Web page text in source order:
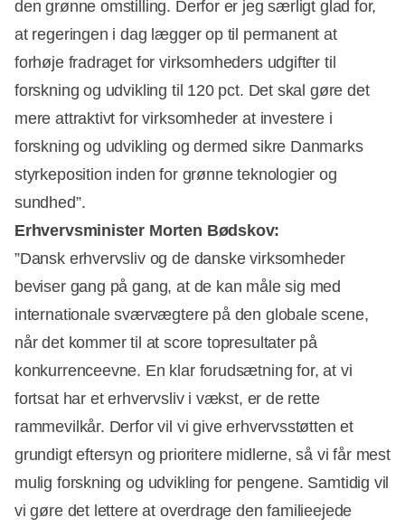
den grønne omstilling. Derfor er jeg særligt glad for,
at regeringen i dag lægger op til permanent at
forhøje fradraget for virksomheders udgifter til
forskning og udvikling til 120 pct. Det skal gøre det
mere attraktivt for virksomheder at investere i
forskning og udvikling og dermed sikre Danmarks
styrkeposition inden for grønne teknologier og
sundhed”.
Erhvervsminister Morten Bødskov:
”Dansk erhvervsliv og de danske virksomheder
beviser gang på gang, at de kan måle sig med
internationale sværvægtere på den globale scene,
når det kommer til at score topresultater på
konkurrenceevne. En klar forudsætning for, at vi
fortsat har et erhvervsliv i vækst, er de rette
rammevilkår. Derfor vil vi give erhvervsstøtten et
grundigt eftersyn og prioritere midlerne, så vi får mest
mulig forskning og udvikling for pengene. Samtidig vil
vi gøre det lettere at overdrage den familieejede